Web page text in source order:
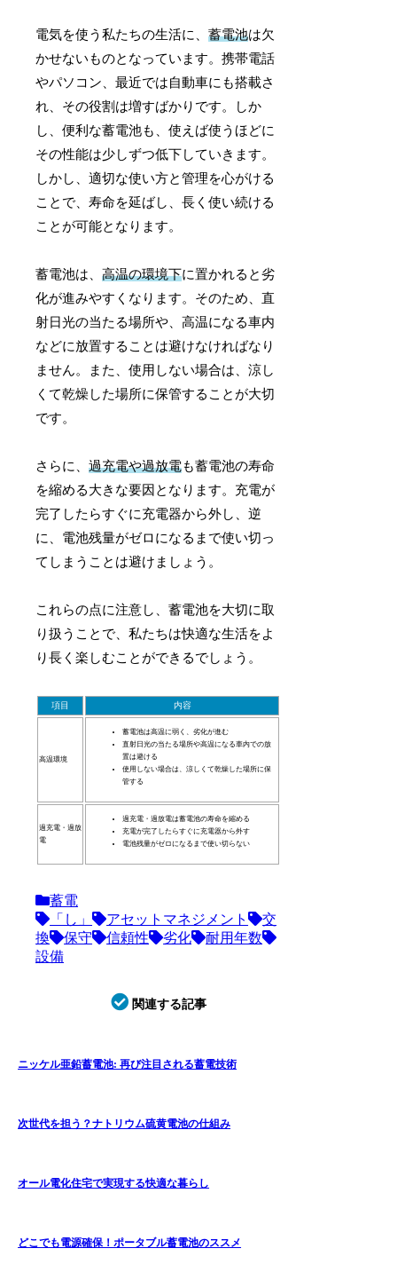
電気を使う私たちの生活に、蓄電池は欠
かせないものとなっています。携帯電話
やパソコン、最近では自動車にも搭載さ
れ、その役割は増すばかりです。しか
し、便利な蓄電池も、使えば使うほどに
その性能は少しずつ低下していきます。
しかし、適切な使い方と管理を心がける
ことで、寿命を延ばし、長く使い続ける
ことが可能となります。
蓄電池は、高温の環境下に置かれると劣
化が進みやすくなります。そのため、直
射日光の当たる場所や、高温になる車内
などに放置することは避けなければなり
ません。また、使用しない場合は、涼し
くて乾燥した場所に保管することが大切
です。
さらに、過充電や過放電も蓄電池の寿命
を縮める大きな要因となります。充電が
完了したらすぐに充電器から外し、逆
に、電池残量がゼロになるまで使い切っ
てしまうことは避けましょう。
これらの点に注意し、蓄電池を大切に取
り扱うことで、私たちは快適な生活をよ
り長く楽しむことができるでしょう。
項目 内容
高温環境
蓄電池は高温に弱く、劣化が進む
直射日光の当たる場所や高温になる車内での放
置は避ける
使用しない場合は、涼しくて乾燥した場所に保
管する
過充電・過放
電
過充電・過放電は蓄電池の寿命を縮める
充電が完了したらすぐに充電器から外す
電池残量がゼロになるまで使い切らない
蓄電
「し」
アセットマネジメント
交
換
保守 信頼性 劣化
耐用年数
設備
関連する記事
ニッケル亜鉛蓄電池: 再び注目される蓄電技術
次世代を担う？ナトリウム硫黄電池の仕組み
オール電化住宅で実現する快適な暮らし
どこでも電源確保！ポータブル蓄電池のススメ